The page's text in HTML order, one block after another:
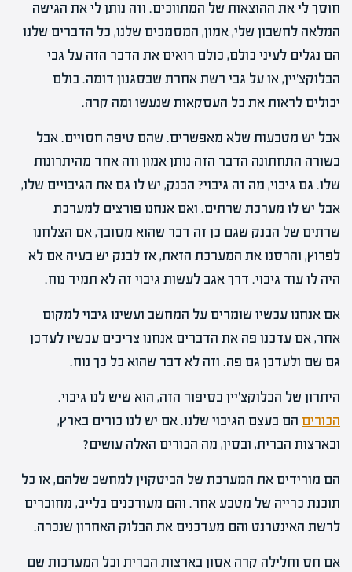
חוסך לי את ההוצאות של המתווכים. וזה נותן לי את הגישה
המלאה לחשבון שלי, אמון, המסמכים שלנו, כל הדברים שלנו
הם נגלים לעיני כולם, כולם רואים את הדבר הזה על גבי
הבלוקצ'יין, או על גבי רשת אחרת שבסגנון דומה. כולם
יכולים לראות את כל העסקאות שנעשו ומה קרה.
אבל יש מטבעות שלא מאפשרים. שהם טיפה חסויים. אבל
בשורה התחתונה הדבר הזה נותן אמון וזה אחד מהיתרונות
שלו. גם גיבוי, מה זה גיבוי? הבנק, יש לו גם את הגיבויים שלו,
אבל יש לו מערכת שרתים. ואם אנחנו פורצים למערכת
שרתים של הבנק שגם כן זה דבר שהוא מסובך, אם הצלחנו
לפרוץ, והרסנו את המערכת הזאת, אז לבנק יש בעיה אם לא
היה לו עוד גיבוי. דרך אגב לעשות גיבוי זה לא תמיד נוח.
אם אנחנו עכשיו שומרים על המחשב ועשינו גיבוי למקום
אחר, אם עדכנו פה את הדברים אנחנו צריכים עכשיו לעדכן
גם שם ולעדכן גם פה. וזה לא דבר שהוא כל כך נוח.
היתרון של הבלוקצ'יין בסיפור הזה, הוא שיש לנו גיבוי.
הכורים הם בעצם הגיבוי שלנו. אם יש לנו כורים בארץ,
ובארצות הברית, ובסין, מה הכורים האלה עושים?
הם מורידים את המערכת של הביטקוין למחשב שלהם, או כל
תוכנת כרייה של מטבע אחר. והם מעודכנים בלייב, מחוברים
לרשת האינטרנט והם מעדכנים את הבלוק האחרון שנכרה.
אם חס וחלילה קרה אסון בארצות הברית וכל המערכות שם